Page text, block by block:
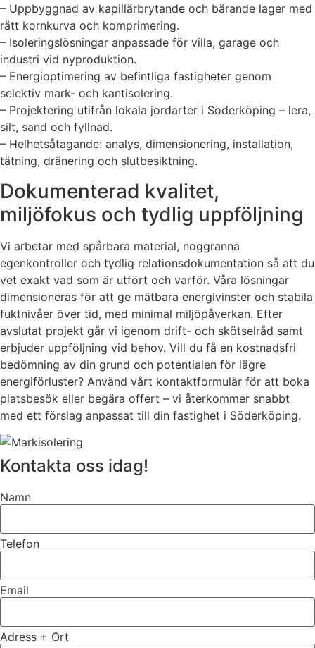
– Uppbyggnad av kapillärbrytande och bärande lager med
rätt kornkurva och komprimering.
– Isoleringslösningar anpassade för villa, garage och
industri vid nyproduktion.
– Energioptimering av befintliga fastigheter genom
selektiv mark- och kantisolering.
– Projektering utifrån lokala jordarter i Söderköping – lera,
silt, sand och fyllnad.
– Helhetsåtagande: analys, dimensionering, installation,
tätning, dränering och slutbesiktning.
Dokumenterad kvalitet,
miljöfokus och tydlig uppföljning
Vi arbetar med spårbara material, noggranna
egenkontroller och tydlig relationsdokumentation så att du
vet exakt vad som är utfört och varför. Våra lösningar
dimensioneras för att ge mätbara energivinster och stabila
fuktnivåer över tid, med minimal miljöpåverkan. Efter
avslutat projekt går vi igenom drift- och skötselråd samt
erbjuder uppföljning vid behov. Vill du få en kostnadsfri
bedömning av din grund och potentialen för lägre
energiförluster? Använd vårt kontaktformulär för att boka
platsbesök eller begära offert – vi återkommer snabbt
med ett förslag anpassat till din fastighet i Söderköping.
Kontakta oss idag!
Namn
Telefon
Email
Adress + Ort